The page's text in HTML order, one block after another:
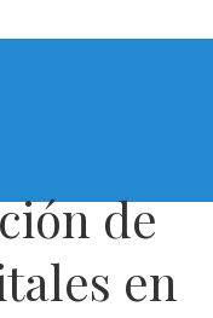
de
en